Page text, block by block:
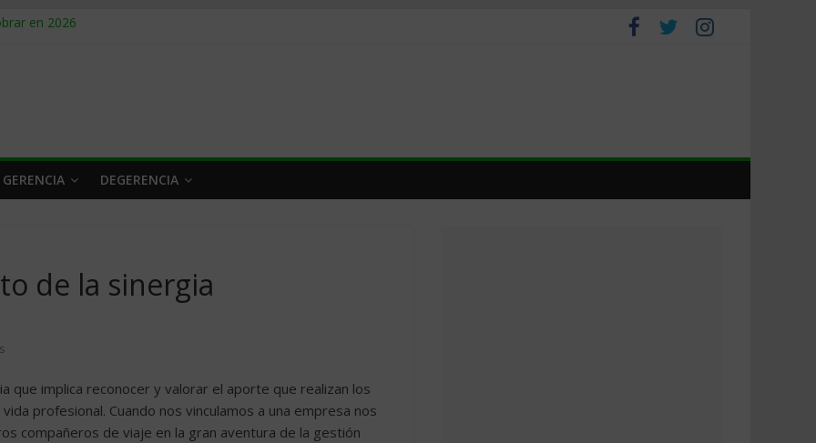
en 2026
DEGERENCIA
de la sinergia
que implica reconocer y valorar el aporte que realizan los
profesional. Cuando nos vinculamos a una empresa nos
compañeros de viaje en la gran aventura de la gestión